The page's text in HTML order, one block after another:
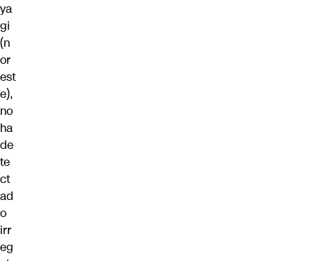
ya
gi
(n
or
est
e),
no
ha
de
te
ct
ad
o
irr
eg